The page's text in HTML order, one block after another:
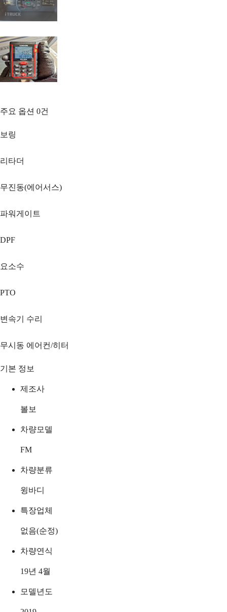
주요 옵션 0건
보링
리타더
무진동(에어서스)
파워게이트
DPF
요소수
PTO
변속기 수리
무시동 에어컨/히터
기본 정보
제조사
볼보
차량모델
FM
차량분류
윙바디
특장업체
없음(순정)
차량연식
19년 4월
모델년도